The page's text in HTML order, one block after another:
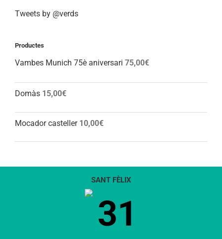
Tweets by @verds
Productes
Vambes Munich 75è aniversari 75,00€
Domàs 15,00€
Mocador casteller 10,00€
SANT FÈLIX
31